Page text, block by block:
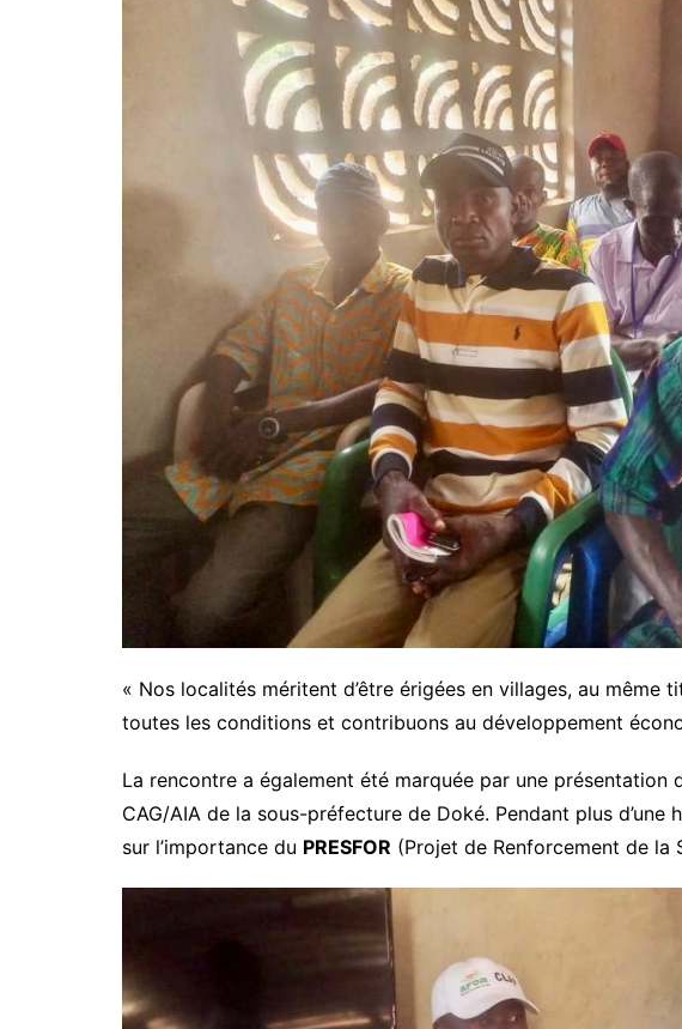
« Nos localités méritent d’être érigées en villages, au même
toutes les conditions et contribuons au développement
La rencontre a également été marquée par une présentation
CAG/AIA de la sous-préfecture de Doké. Pendant plus d’une
sur l’importance du PRESFOR (Projet de Renforcement de la